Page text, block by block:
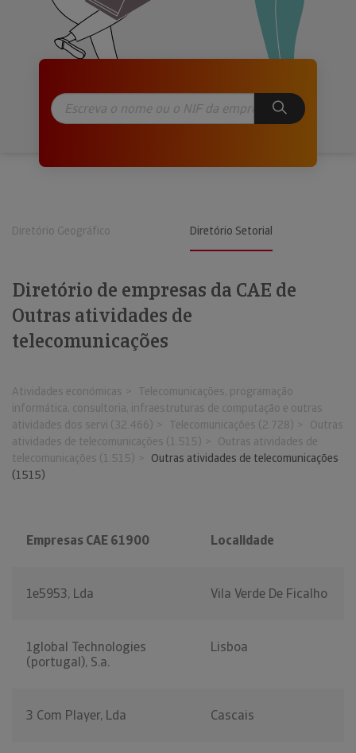
Diretório Geográfico Diretório Setorial
Diretório de empresas da CAE de
Outras atividades de
telecomunicações
Atividades económicas
Telecomunicações, programação
informática, consultoria, infraestruturas de computação e outras
atividades dos servi (32.466)
Telecomunicações (2.728)
Outras
atividades de telecomunicações (1.515)
Outras atividades de
telecomunicações (1.515)
Outras atividades de telecomunicações
(1515)
Empresas CAE 61900 Localidade
1e5953, Lda Vila Verde De Ficalho
1global Technologies
(portugal), S.a.
Lisboa
3 Com Player, Lda Cascais